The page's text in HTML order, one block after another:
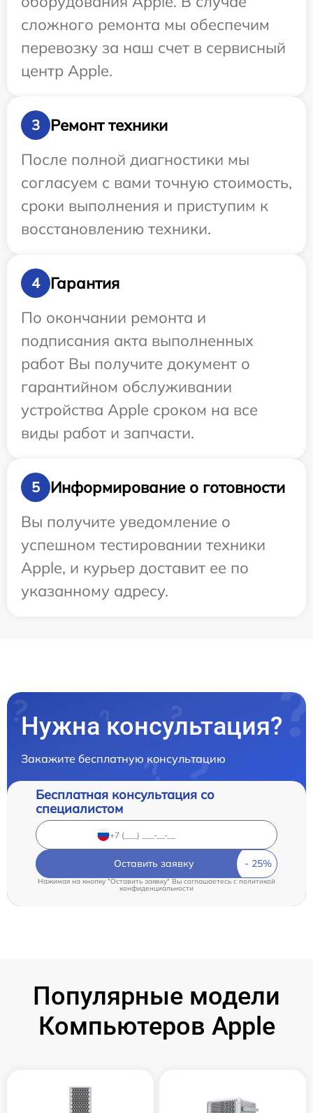
сложного ремонта мы обеспечим
перевозку за наш счет в сервисный
центр Apple.
3
Ремонт техники
После полной диагностики мы
согласуем с вами точную стоимость,
сроки выполнения и приступим к
восстановлению техники.
4
Гарантия
По окончании ремонта и
подписания акта выполненных
работ Вы получите документ о
гарантийном обслуживании
устройства Apple сроком на все
виды работ и запчасти.
5
Информирование о готовности
Вы получите уведомление о
успешном тестировании техники
Apple, и курьер доставит ее по
указанному адресу.
Нужна консультация?
Закажите бесплатную консультацию
Бесплатная консультация со
специалистом
Оставить заявку
Нажимая на кнопку "Оставить заявку" Вы соглашаетесь cполитикой
конфиденциальности
Популярные модели
Компьютеров Apple